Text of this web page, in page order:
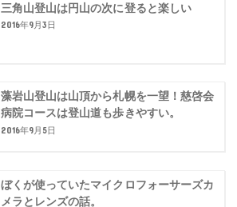
三角山登山は円山の次に登ると楽しい
2016年9月3日
藻岩山登山は山頂から札幌を一望！慈啓会
病院コースは登山道も歩きやすい。
2016年9月5日
ぼくが使っていたマイクロフォーサーズカ
メラとレンズの話。